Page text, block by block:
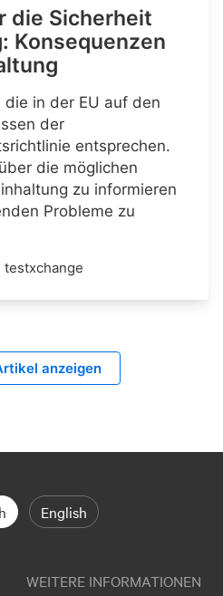
die Sicherheit
Konsequenzen
in der EU auf den
der
entsprechen.
die möglichen
zu informieren
Probleme zu
testxchange
anzeigen
English
WEITERE INFORMATIONEN